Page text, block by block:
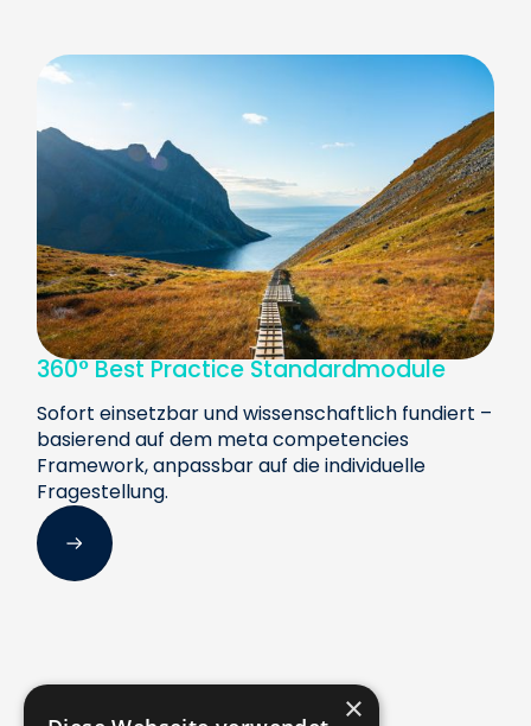
360° Best Practice Standardmodule
Sofort einsetzbar und wissenschaftlich fundiert –
basierend auf dem meta competencies
Framework, anpassbar auf die individuelle
Fragestellung.
×